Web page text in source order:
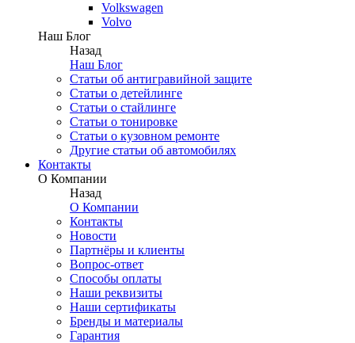
Volkswagen
Volvo
Наш Блог
Назад
Наш Блог
Статьи об антигравийной защите
Статьи о детейлинге
Статьи о стайлинге
Статьи о тонировке
Статьи о кузовном ремонте
Другие статьи об автомобилях
Контакты
О Компании
Назад
О Компании
Контакты
Новости
Партнёры и клиенты
Вопрос-ответ
Способы оплаты
Наши реквизиты
Наши сертификаты
Бренды и материалы
Гарантия